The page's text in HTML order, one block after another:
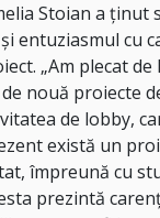
Stoian a ținut
entuziasmul cu
„Am plecat
nouă proiecte
de lobby,
există un
împreună cu
prezintă